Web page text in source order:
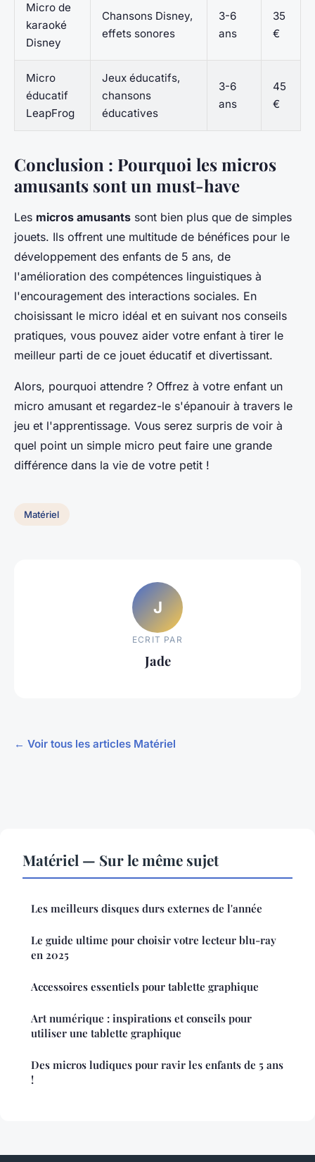
Micro de
karaoké
Disney
Chansons Disney,
effets sonores
3-6
ans
35
€
Micro
éducatif
LeapFrog
Jeux éducatifs,
chansons
éducatives
3-6
ans
45
€
Conclusion : Pourquoi les micros
amusants sont un must-have
Les micros amusants sont bien plus que de simples
jouets. Ils offrent une multitude de bénéfices pour le
développement des enfants de 5 ans, de
l'amélioration des compétences linguistiques à
l'encouragement des interactions sociales. En
choisissant le micro idéal et en suivant nos conseils
pratiques, vous pouvez aider votre enfant à tirer le
meilleur parti de ce jouet éducatif et divertissant.
Alors, pourquoi attendre ? Offrez à votre enfant un
micro amusant et regardez-le s'épanouir à travers le
jeu et l'apprentissage. Vous serez surpris de voir à
quel point un simple micro peut faire une grande
différence dans la vie de votre petit !
Matériel
J
ECRIT PAR
Jade
← Voir tous les articles Matériel
Matériel — Sur le même sujet
Les meilleurs disques durs externes de l'année
Le guide ultime pour choisir votre lecteur blu-ray
en 2025
Accessoires essentiels pour tablette graphique
Art numérique : inspirations et conseils pour
utiliser une tablette graphique
Des micros ludiques pour ravir les enfants de 5 ans
!